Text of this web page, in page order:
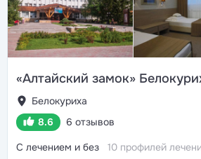
«Алтайский замок»
Белокуриха
8.6
6 отзывов
С лечением и без 10 профилей